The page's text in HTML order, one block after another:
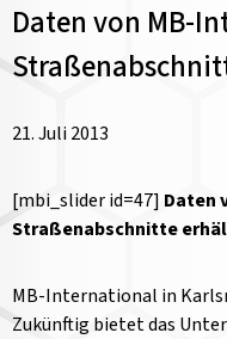
Daten von MB-
21. Juli 2013
[mbi_slider id=47] Daten
Straßenabschnitte
MB-International in
Zukünftig bietet das